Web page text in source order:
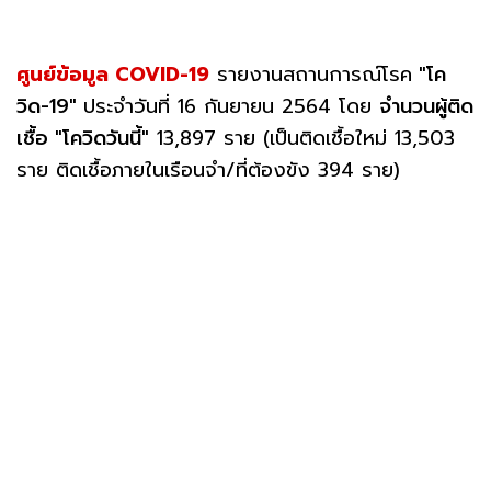
ศูนย์ข้อมูล COVID-19 รายงานสถานการณ์โรค "โค
วิด-19" ประจำวันที่ 16 กันยายน 2564 โดย จำนวนผู้ติด
เชื้อ "โควิดวันนี้" 13,897 ราย (เป็นติดเชื้อใหม่ 13,503
ราย ติดเชื้อภายในเรือนจำ/ที่ต้องขัง 394 ราย)